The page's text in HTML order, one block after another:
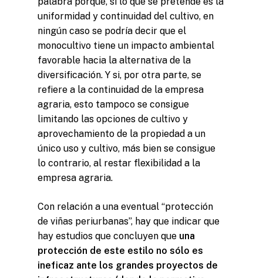
uniformidad y continuidad del cultivo, en
ningún caso se podría decir que el
monocultivo tiene un impacto ambiental
favorable hacia la alternativa de la
diversificación. Y si, por otra parte, se
refiere a la continuidad de la empresa
agraria, esto tampoco se consigue
limitando las opciones de cultivo y
aprovechamiento de la propiedad a un
único uso y cultivo, más bien se consigue
lo contrario, al restar flexibilidad a la
empresa agraria.
Con relación a una eventual “protección
de viñas periurbanas”, hay que indicar que
hay estudios que concluyen que una
protección de este estilo no sólo es
ineficaz ante los grandes proyectos de